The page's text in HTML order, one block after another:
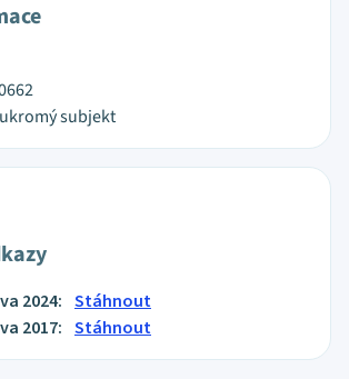
subjekt
2024: Stáhnout
2017: Stáhnout